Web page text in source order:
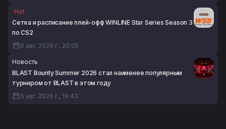
Hot
Сетка и расписание плей-офф WINLINE Star Series Season 3
по CS2
6 авг. 2026 г., 20:05
Новость
BLAST Bounty Summer 2026 стал наименее популярным
турниром от BLAST в этом году
6 авг. 2026 г., 19:43